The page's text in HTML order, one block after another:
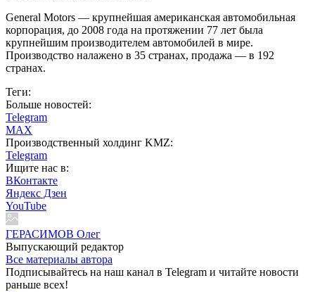
General Motors — крупнейшая американская автомобильная
корпорация, до 2008 года на протяжении 77 лет была
крупнейшим производителем автомобилей в мире.
Производство налажено в 35 странах, продажа — в 192
странах.
Теги:
Больше новостей:
Telegram
MAX
Производственный холдинг KMZ:
Telegram
Ищите нас в:
ВКонтакте
Яндекс Дзен
YouTube
ГЕРАСИМОВ Олег
Выпускающий редактор
Все материалы автора
Подписывайтесь на наш канал в Telegram и читайте новости
раньше всех!